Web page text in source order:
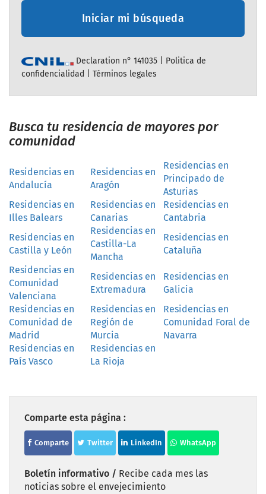
Iniciar mi búsqueda
Declaration n° 141035 | Politica de
confidencialidad
Términos legales
Busca tu residencia de mayores por
comunidad
Residencias en
Andalucía
Residencias en
Aragón
Residencias en
Principado de
Asturias
Residencias en
Illes Balears
Residencias en
Canarias
Residencias en
Cantabria
Residencias en
Castilla y León
Residencias en
Castilla-La
Mancha
Residencias en
Cataluña
Residencias en
Comunidad
Valenciana
Residencias en
Extremadura
Residencias en
Galicia
Residencias en
Comunidad de
Madrid
Residencias en
Región de
Murcia
Residencias en
Comunidad Foral de
Navarra
Residencias en
País Vasco
Residencias en
La Rioja
Comparte esta página :
Comparte Twitter LinkedIn WhatsApp
Boletín informativo / Recibe cada mes las
noticias sobre el envejecimiento